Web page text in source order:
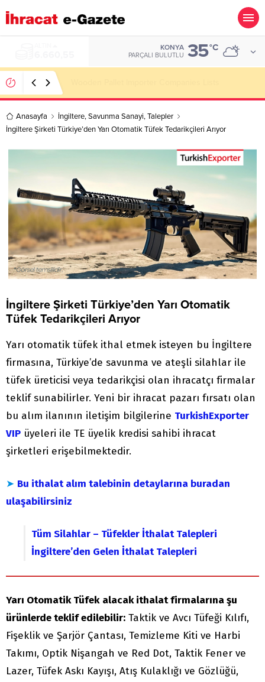
KONYA
PARÇALI BULUTLU 35°C
Anasayfa İngiltere,Savunma Sanayi,Talepler
İngiltere Şirketi Türkiye’den Yarı Otomatik Tüfek Tedarikçileri Arıyor
İngiltere Şirketi Türkiye’den Yarı Otomatik
Tüfek Tedarikçileri Arıyor
Yarı otomatik tüfek ithal etmek isteyen bu İngiltere
firmasına, Türkiye’de savunma ve ateşli silahlar ile
tüfek üreticisi veya tedarikçisi olan ihracatçı firmalar
teklif sunabilirler. Yeni bir ihracat pazarı fırsatı olan
bu alım ilanının iletişim bilgilerine TurkishExporter
VIP üyeleri ile TE üyelik kredisi sahibi ihracat
şirketleri erişebilmektedir.
➤ Bu ithalat alım talebinin detaylarına buradan
ulaşabilirsiniz
Tüm Silahlar – Tüfekler İthalat Talepleri
İngiltere’den Gelen İthalat Talepleri
Yarı Otomatik Tüfek alacak ithalat firmalarına şu
ürünlerde teklif edilebilir: Taktik ve Avcı Tüfeği Kılıfı,
Fişeklik ve Şarjör Çantası, Temizleme Kiti ve Harbi
Takımı, Optik Nişangah ve Red Dot, Taktik Fener ve
Lazer, Tüfek Askı Kayışı, Atış Kulaklığı ve Gözlüğü,